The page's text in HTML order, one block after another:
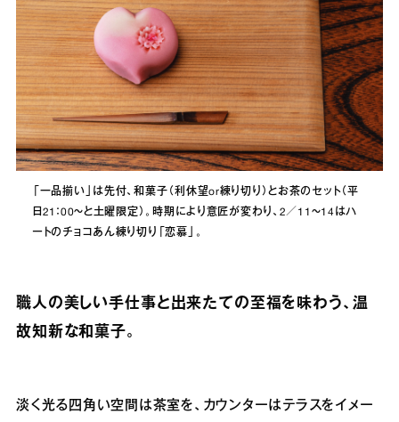
「一品揃い」は先付、和菓子（利休望or練り切り）とお茶のセット（平
日21：00～と土曜限定）。時期により意匠が変わり、2／11～14はハ
ートのチョコあん練り切り「恋慕」。
職人の美しい手仕事と出来たての至福を味わう、温
故知新な和菓子。
淡く光る四角い空間は茶室を、カウンターはテラスをイメー